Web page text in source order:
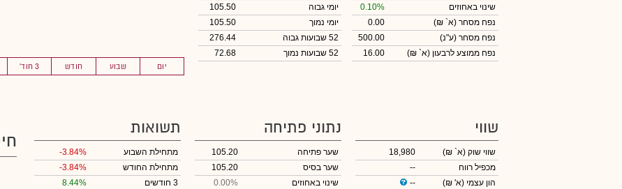
יום שבוע חודש 3 חוד'
שינוי באחוזים
0.10%
נפח מסחר (א` ₪)
0.00
נפח מסחר (ע"נ)
500.00
נפח ממוצע לרבעון (א` ₪)
16.00
יומי גבוה
105.50
יומי נמוך
105.50
52 שבועות גבוה
276.44
52 שבועות נמוך
72.68
שווי
שווי שוק (א` ₪)
18,980
מכפיל רווח
--
הון עצמי (א' ₪)
--
נתוני פתיחה
שער פתיחה
105.20
שער בסיס
105.20
שינוי באחוזים
0.00%
תשואות
מתחילת השבוע
-3.84%
מתחילת החודש
-3.84%
3 חודשים
8.44%